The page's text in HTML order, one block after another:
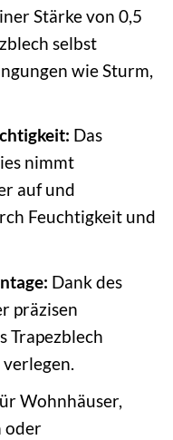
Stärke von 0,5
selbst
wie Sturm,
Das
nimmt
auf und
Feuchtigkeit und
Dank des
präzisen
Trapezblech
Wohnhäuser,
oder